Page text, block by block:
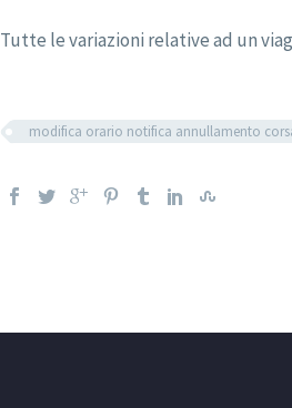
Tutte le variazioni relative ad un
modifica orario notifica annullamento